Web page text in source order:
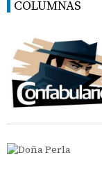
COLUMNAS